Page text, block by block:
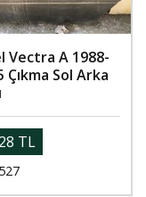
Vectra A 1988-
Çıkma Sol Arka
TL